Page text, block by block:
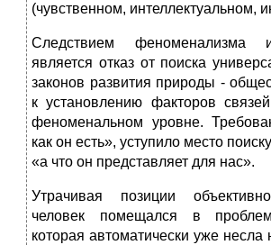
(чувственном, интеллектуальном,
Следствием феноменализма
является отказ от поиска
законов развития природы -
к установлению факторов
феноменальном уровне.
как он есть», уступило место
«а что он представляет для нас».
Утрачивая позиции
человек помещался в
которая автоматически уже несла